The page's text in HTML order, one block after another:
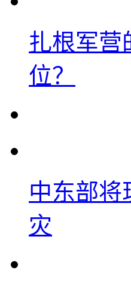
扎根军营
位？
中东部将
灾